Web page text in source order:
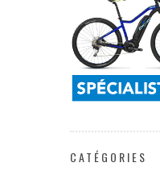
CATÉGORIES